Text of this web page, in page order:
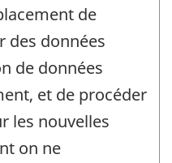
de
des données
de données
et de procéder
les nouvelles
on ne